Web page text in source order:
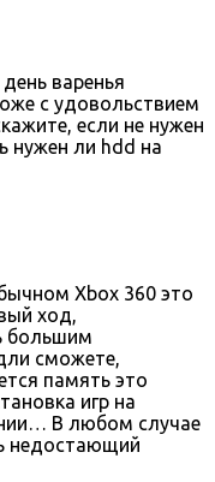
варенья
с удовольствием
если не нужен
нужен ли hdd на
Xbox 360 это
ход,
большим
сможете,
память это
игр на
В любом случае
недостающий